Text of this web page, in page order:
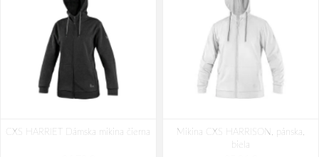
CXS HARRIET Dámska mikina čierna
Mikina CXS HARRISON, pánska,
biela